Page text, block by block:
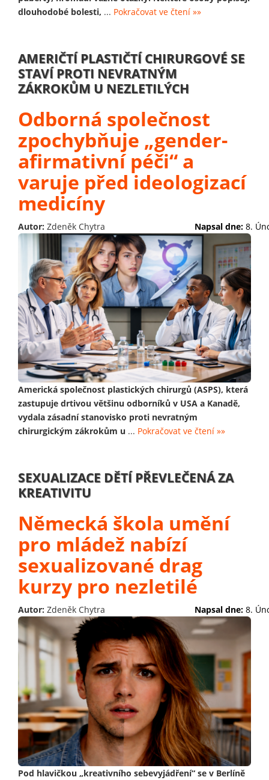
dlouhodobé bolesti, ... Pokračovat ve čtení »»
AMERIČTÍ PLASTIČTÍ CHIRURGOVÉ SE
STAVÍ PROTI NEVRATNÝM
ZÁKROKŮM U NEZLETILÝCH
Odborná společnost
zpochybňuje „gender-
afirmativní péči“ a
varuje před ideologizací
medicíny
Autor: Zdeněk Chytra Napsal dne: 8.
Americká společnost plastických chirurgů (ASPS), která
zastupuje drtivou většinu odborníků v USA a Kanadě,
vydala zásadní stanovisko proti nevratným
chirurgickým zákrokům u ... Pokračovat ve čtení »»
SEXUALIZACE DĚTÍ PŘEVLEČENÁ ZA
KREATIVITU
Německá škola umění
pro mládež nabízí
sexualizované drag
kurzy pro nezletilé
Autor: Zdeněk Chytra Napsal dne: 8.
Pod hlavičkou „kreativního sebevyjádření“ se v Berlíně